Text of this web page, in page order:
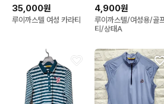
35,000원
루이까스텔 여성 카라티
4,900원
루이까스텔/여성용/골
티/상태A